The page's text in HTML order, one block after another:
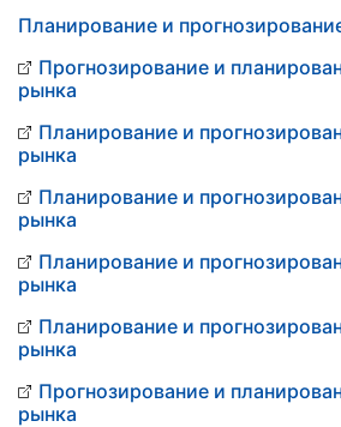
Планирование и
Прогнозирование и
рынка
Планирование и
рынка
Планирование и
рынка
Планирование и
рынка
Планирование и
рынка
Прогнозирование и
рынка